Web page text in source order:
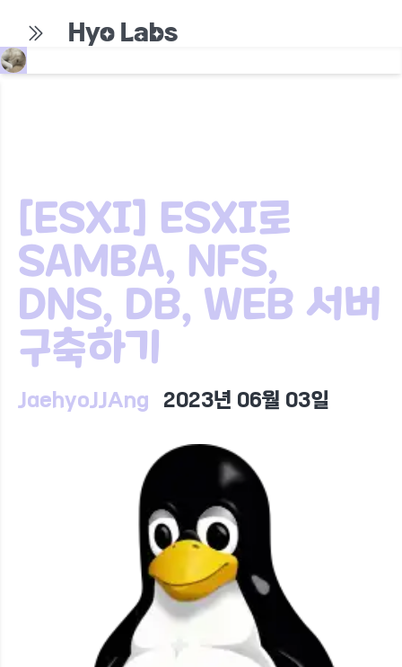
Hyo Labs
[ESXI] ESXI로
SAMBA, NFS,
DNS, DB, WEB 서버
구축하기
JaehyoJJAng 2023년 06월 03일